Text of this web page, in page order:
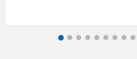
1 2 3 4 5 6 7 8 9